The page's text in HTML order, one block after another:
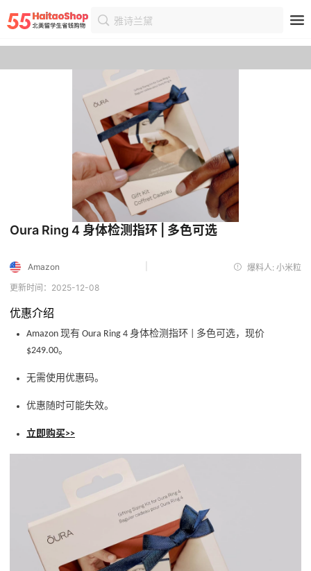
雅诗兰黛
首页 优惠 优惠详情
Oura Ring 4 身体检测指环 | 多色可选
Amazon
爆料人: 小米粒
更新时间：2025-12-08
优惠介绍
Amazon 现有 Oura Ring 4 身体检测指环 | 多色可选，现价
$249.00。
无需使用优惠码。
优惠随时可能失效。
立即购买>>